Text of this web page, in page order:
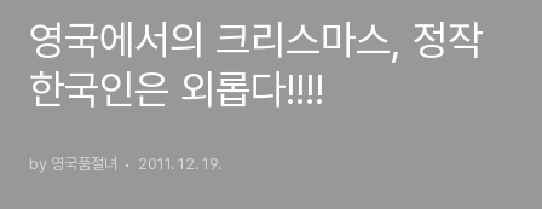
영국에서의 크리스마스, 정작
한국인은 외롭다!!!!
by 영국품절녀 2011. 12. 19.